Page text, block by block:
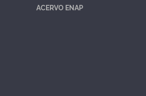
ACERVO ENAP